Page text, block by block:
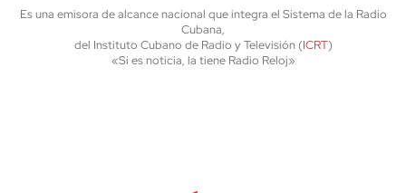
Es una emisora de alcance nacional que integra el Sistema de la Radio
Cubana,
del Instituto Cubano de Radio y Televisión (ICRT)
«Si es noticia, la tiene Radio Reloj»